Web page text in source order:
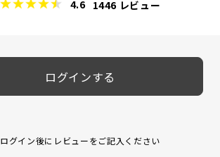
4.6 1446 レビュー
ログインする
ログイン後にレビューをご記入ください